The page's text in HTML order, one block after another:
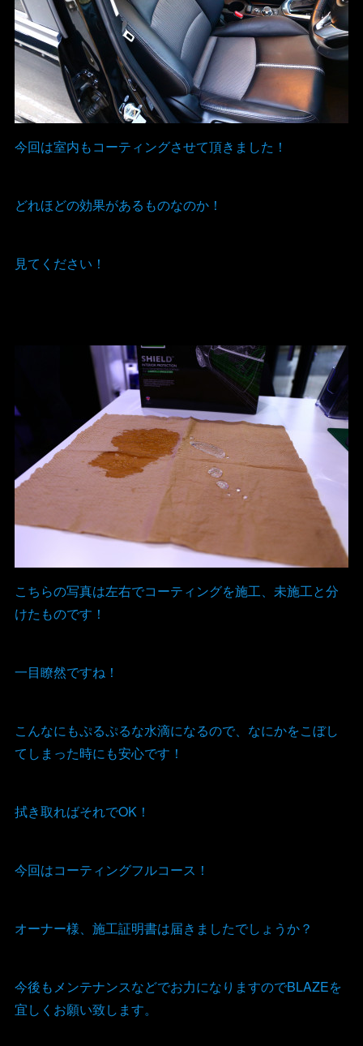
今回は室内もコーティングさせて頂きました！
どれほどの効果があるものなのか！
見てください！
こちらの写真は左右でコーティングを施工、未施工と分
けたものです！
一目瞭然ですね！
こんなにもぷるぷるな水滴になるので、なにかをこぼし
てしまった時にも安心です！
拭き取ればそれでOK！
今回はコーティングフルコース！
オーナー様、施工証明書は届きましたでしょうか？
今後もメンテナンスなどでお力になりますのでBLAZEを
宜しくお願い致します。